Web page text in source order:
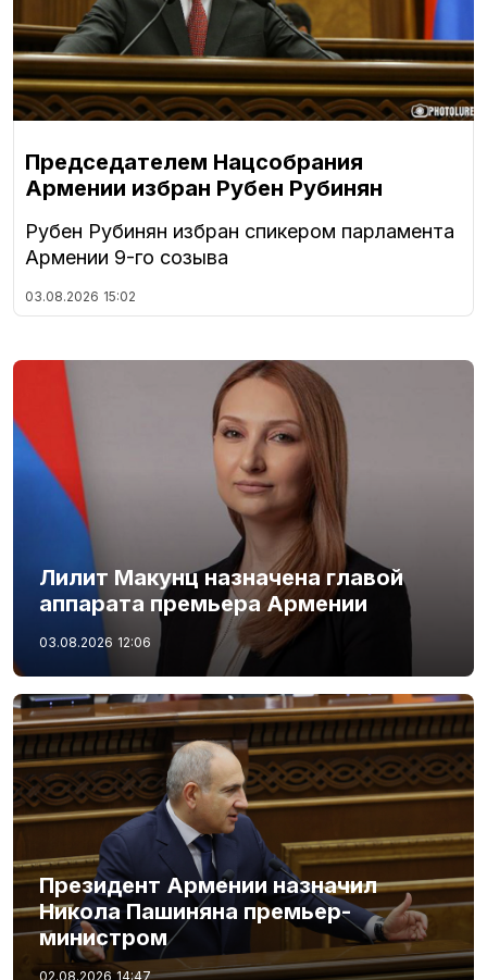
Председателем Нацсобрания
Армении избран Рубен Рубинян
Рубен Рубинян избран спикером парламента
Армении 9-го созыва
03.08.2026 15:02
Лилит Макунц назначена главой
аппарата премьера Армении
03.08.2026 12:06
Президент Армении назначил
Никола Пашиняна премьер-
министром
02.08.2026 14:47